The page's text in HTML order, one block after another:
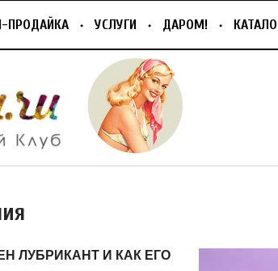
ПРОДАЙКА УСЛУГИ ДАРОМ!
ЛУБРИКАНТ И КАК ЕГО